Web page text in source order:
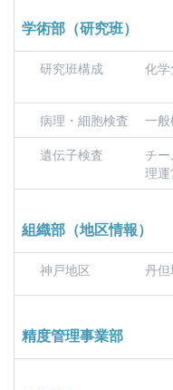
学術部（研究班）
研究班構成 化
病理・細胞検査
一
遺伝子検査
チ
理運
組織部（地区情報）
神戸地区 丹
精度管理事業部